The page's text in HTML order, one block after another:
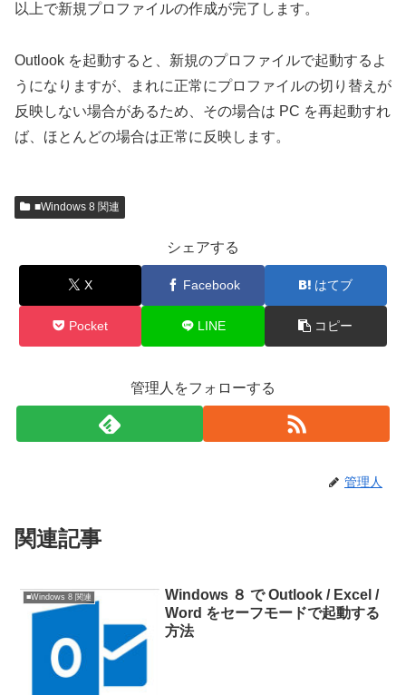
以上で新規プロファイルの作成が完了します。
Outlook を起動すると、新規のプロファイルで起動するよ
うになりますが、まれに正常にプロファイルの切り替えが
反映しない場合があるため、その場合は PC を再起動すれ
ば、ほとんどの場合は正常に反映します。
■Windows 8 関連
シェアする
X Facebook はてブ
Pocket LINE コピー
管理人をフォローする
管理人
関連記事
■Windows 8 関連
Windows ８ で Outlook / Excel /
Word をセーフモードで起動する
方法